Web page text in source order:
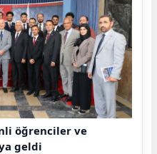
öğrenciler ve
geldi